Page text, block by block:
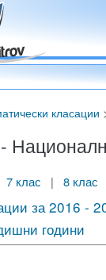
класации
7 клас | 8 клас
за 2016 -
години